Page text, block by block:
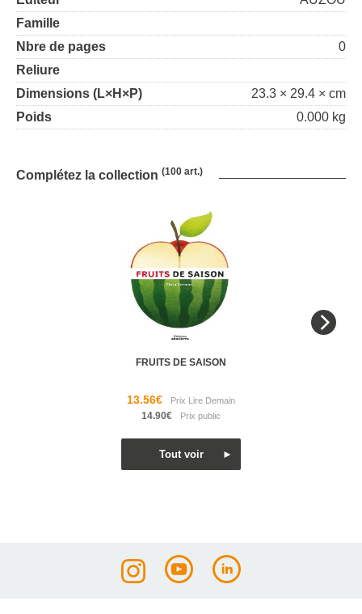
Famille
Nbre de pages
0
Reliure
Dimensions (L×H×P)
23.3 × 29.4 × cm
Poids
0.000 kg
Complétez la collection (100 art.)
FRUITS DE SAISON
13.56€
14.90€